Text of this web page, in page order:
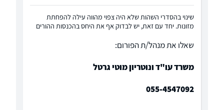
שינוי בהסדרי השהות שלא היה צפוי מהווה עילה להפחתת
מזונות. יחד עם זאת, יש לבדוק אף את היחס בהכנסות ההורים
שאלו את מנהל/ת הפורום:
משרד עו"ד ונוטריון מוטי גרטל
055-4547092